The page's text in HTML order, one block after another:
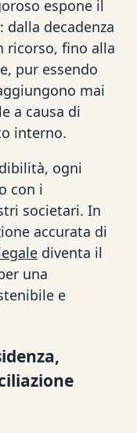
espone il
decadenza
ricorso, fino alla
pur essendo
mai
a causa di
interno.
ogni
con i
societari. In
accurata di
diventa il
una
e